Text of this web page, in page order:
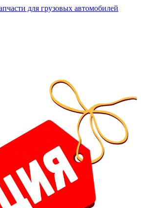
для грузовых автомобилей